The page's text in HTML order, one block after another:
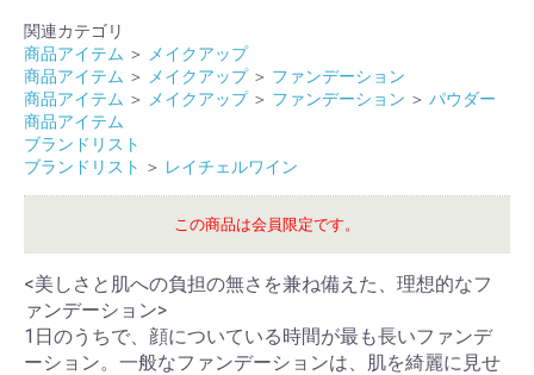
関連カテゴリ
商品アイテム ＞
メイクアップ
商品アイテム ＞ メイクアップ ＞ ファンデーション
商品アイテム ＞ メイクアップ ＞ ファンデーション ＞ パウダー
商品アイテム
ブランドリスト
ブランドリスト ＞ レイチェルワイン
この商品は会員限定です。
<美しさと肌への負担の無さを兼ね備えた、理想的なフ
ァンデーション>
1日のうちで、顔についている時間が最も長いファンデ
ーション。一般なファンデーションは、肌を綺麗に見せ